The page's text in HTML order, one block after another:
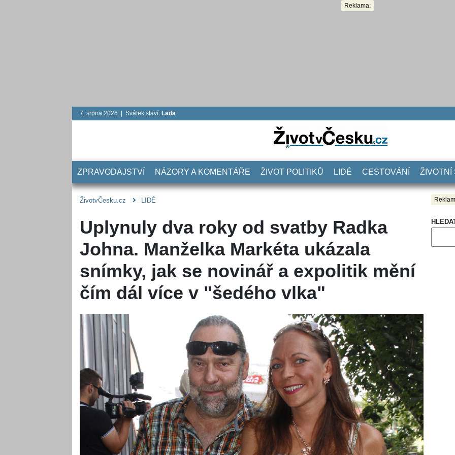
Reklama:
7. srpna 2026 | Svátek slaví: Lada
ZPRAVODAJSTVÍ NÁZORY A KOMENTÁŘE ŽIVOT POLITIKŮ LIDÉ CESTOVÁNÍ ŽIVOTNÍ
ŽivotvČesku.cz LIDÉ
Uplynuly dva roky od svatby Radka
Johna. Manželka Markéta ukázala
snímky, jak se novinář a expolitik mění
čím dál více v "šedého vlka"